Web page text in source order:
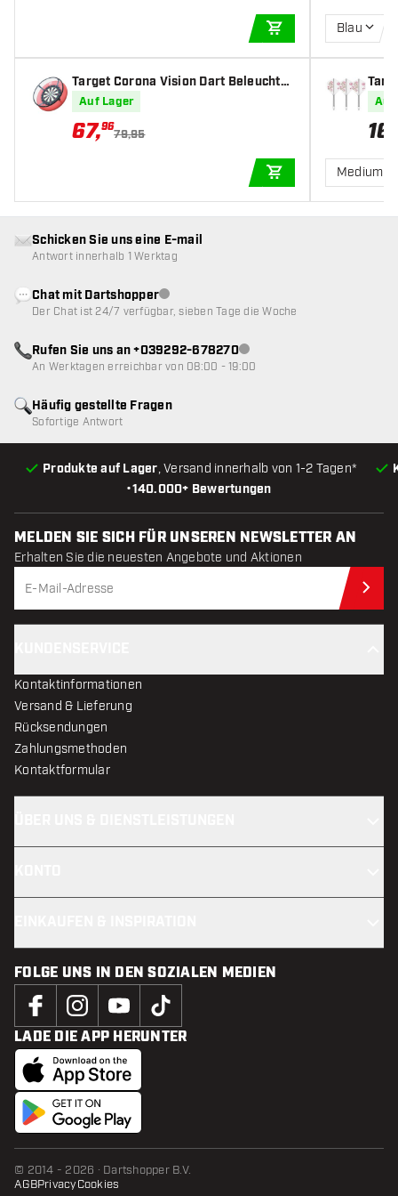
stilvolle, hochwertige und erschwingliche
Inhalt:
Target TOR Professionelle Dartscheibe
2 Sets KOTO Darts 23g + 90 Stück Zubehör
IN DEN
Target Corona Vision Dart Beleuchtu
ng
Auf Lager
67,96
79,95
IN DEN
Blau
Auf
16
Medium
•140.000+ Bewertungen
Produkte auf Lager, Versand innerhalb von 1-2 Tagen*
Häufig gestellte Fragen
Sofortige Antwort
Schicken Sie uns eine E-mail
Antwort innerhalb 1 Werktag
Chat mit DartshopperKundenservice nicht verfügbar
Der Chat ist 24/7 verfügbar, sieben Tage die Woche
Rufen Sie uns an +039292-678270Kundenservice nicht
An Werktagen erreichbar von 08:00 - 19:00
MELDEN SIE SICH FÜR UNSEREN NEWSLETTER AN
Erhalten Sie die neuesten Angebote und Aktionen
Kontaktinformationen
Versand & Lieferung
Rücksendungen
Zahlungsmethoden
Kontaktformular
FOLGE UNS IN DEN SOZIALEN MEDIEN
LADE DIE APP HERUNTER
© 2014 - 2026 · Dartshopper B.V.
AGBPrivacyCookies